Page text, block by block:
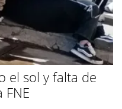
el sol y falta de
FNE